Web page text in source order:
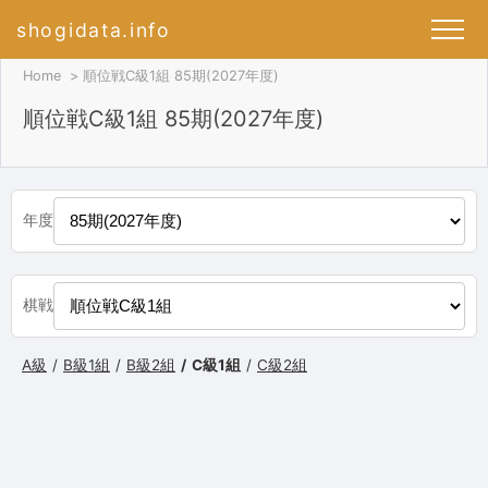
shogidata.info
Home 順位戦C級1組 85期(2027年度)
順位戦C級1組 85期(2027年度)
年度
棋戦
A級 B級1組 B級2組 C級1組 C級2組